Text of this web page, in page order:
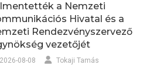
a Nemzeti
Hivatal és a
Rendezvényszervező
vezetőjét
2026-08-08 Tokaji Tamás